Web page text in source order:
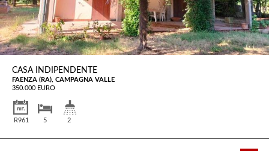
CASA INDIPENDENTE
FAENZA (RA), CAMPAGNA VALLE
350.000 EURO
R961 5 2